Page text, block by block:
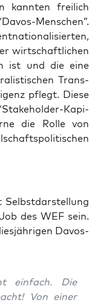
kann­ten frei­lich
Men­schen”.
wirt­schaft­li­chen
ist und die eine
Trans­
pflegt. Die­se
Kapi­
die Rol­le von
Selbst­dar­stel­lung
des WEF sein.
Davos-
ein­fach. Die
Von einer